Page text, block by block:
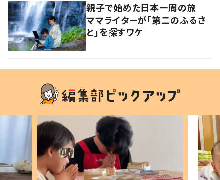
親子で始めた日本一周の旅
ママライターが「第二のふるさ
と」を探すワケ